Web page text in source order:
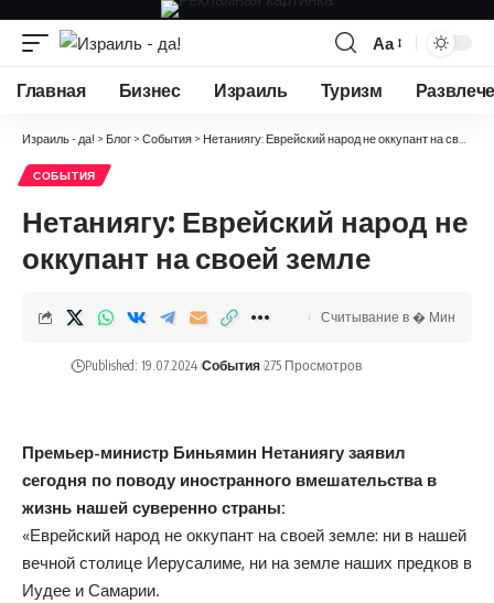
Изменение
размера
Аа
Главная Бизнес Израиль Туризм
Израиль - да! > Блог > События > Нетаниягу: Еврейский народ не оккупант на своей земле
СОБЫТИЯ
Нетаниягу: Еврейский народ не
оккупант на своей земле
Published: 19.07.2024 События 275 Просмотров
Считывание в � Мин
Премьер-министр Биньямин Нетаниягу заявил
сегодня по поводу иностранного вмешательства в
жизнь нашей суверенно страны:
«Еврейский народ не оккупант на своей земле: ни в нашей
вечной столице Иерусалиме, ни на земле наших предков в
Иудее и Самарии.